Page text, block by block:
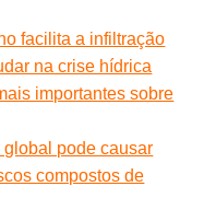
facilita a infiltração
na crise hídrica
importantes sobre
pode causar
compostos de